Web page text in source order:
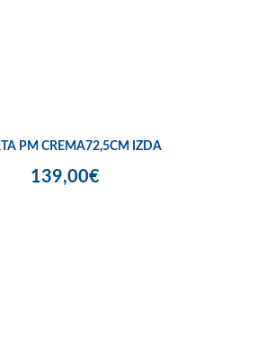
PM CREMA72,5CM IZDA
139,00€